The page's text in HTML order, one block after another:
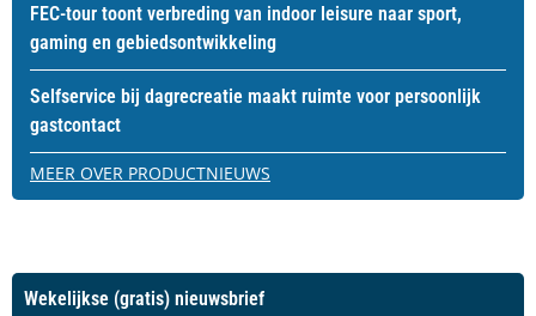
FEC-tour toont verbreding van indoor leisure naar sport,
gaming en gebiedsontwikkeling
Selfservice bij dagrecreatie maakt ruimte voor persoonlijk
gastcontact
MEER OVER PRODUCTNIEUWS
Wekelijkse (gratis) nieuwsbrief